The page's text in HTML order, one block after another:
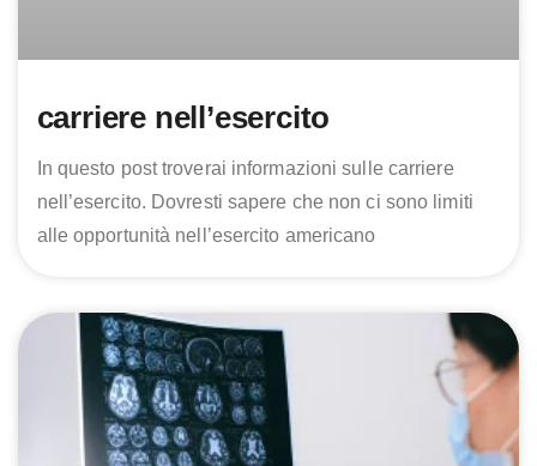
carriere nell’esercito
In questo post troverai informazioni sulle carriere
nell’esercito. Dovresti sapere che non ci sono limiti
alle opportunità nell’esercito americano